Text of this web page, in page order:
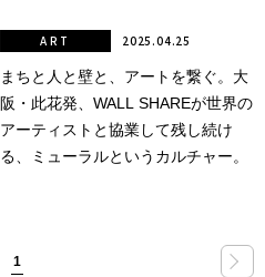
まちと人と壁と、アートを繋ぐ。大
阪・此花発、WALL SHAREが世界の
アーティストと協業して残し続け
る、ミューラルというカルチャー。
ART 2025.04.25
1 »